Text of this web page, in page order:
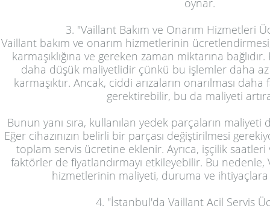
3. "Vaillant Bakım ve Onarım Hizmetleri
Vaillant bakım ve onarım hizmetlerinin
karmaşıklığına ve gereken zaman miktarına
daha düşük maliyetlidir çünkü bu işlemler daha az
karmaşıktır. Ancak, ciddi arızaların onarılması
gerektirebilir, bu da maliyeti
Bunun yanı sıra, kullanılan yedek parçaların
Eğer cihazınızın belirli bir parçası değiştirilmesi
toplam servis ücretine eklenir. Ayrıca, işçilik
faktörler de fiyatlandırmayı etkileyebilir. Bu nedenle,
hizmetlerinin maliyeti, duruma ve
4. "İstanbul'da Vaillant Acil Servis